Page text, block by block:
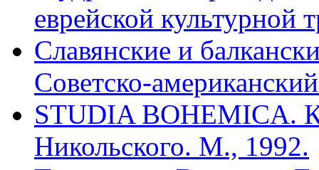
еврейской
Славянские и
Советско-
STUDIA BOHEMICA.
Никольского. М., 1992.